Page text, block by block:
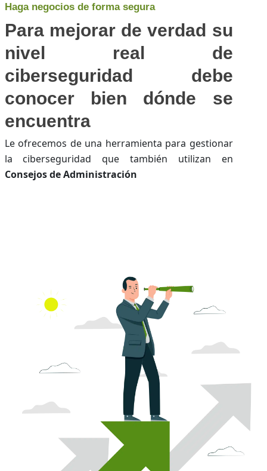
Haga negocios de forma segura
Para mejorar de verdad su
nivel real de
ciberseguridad debe
conocer bien dónde se
encuentra
Le ofrecemos de una herramienta para gestionar
la ciberseguridad que también utilizan en
Consejos de Administración